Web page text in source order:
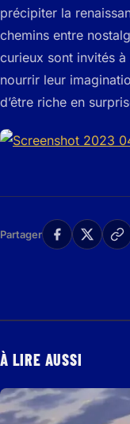
précipiter la
chemins entre
curieux sont invités
nourrir leur
d’être riche en
Partager
À LIRE AUSSI